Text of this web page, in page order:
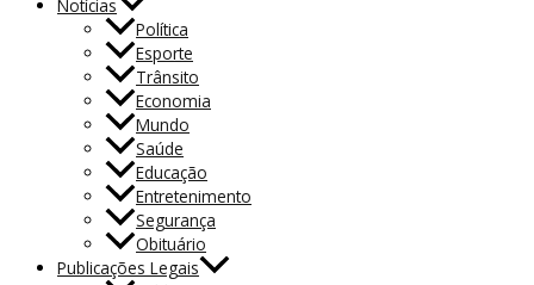
Notícias
Política
Esporte
Trânsito
Economia
Mundo
Saúde
Educação
Entretenimento
Segurança
Obituário
Publicações Legais